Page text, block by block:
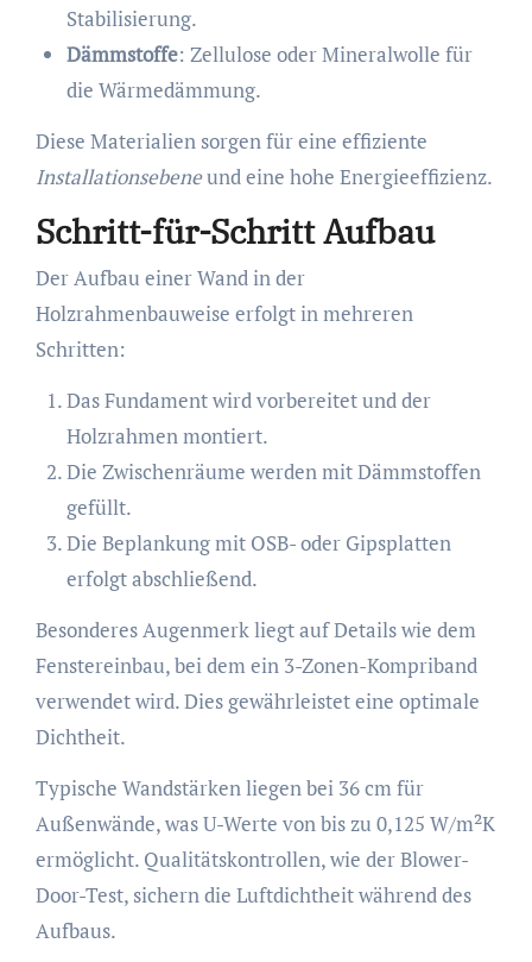
Stabilisierung.
Dämmstoffe: Zellulose oder Mineralwolle für
die Wärmedämmung.
Diese Materialien sorgen für eine effiziente
Installationsebeneund eine hohe Energieeffizienz.
Schritt-für-Schritt Aufbau
Der Aufbau einer Wand in der
Holzrahmenbauweise erfolgt in mehreren
Schritten:
Das Fundament wird vorbereitet und der
Holzrahmen montiert.
Die Zwischenräume werden mit Dämmstoffen
gefüllt.
Die Beplankung mit OSB- oder Gipsplatten
erfolgt abschließend.
Besonderes Augenmerk liegt auf Details wie dem
Fenstereinbau, bei dem ein 3-Zonen-Kompriband
verwendet wird. Dies gewährleistet eine optimale
Dichtheit.
Typische Wandstärken liegen bei 36 cm für
Außenwände, was U-Werte von bis zu 0,125 W/m²K
ermöglicht. Qualitätskontrollen, wie der Blower-
Door-Test, sichern die Luftdichtheit während des
Aufbaus.